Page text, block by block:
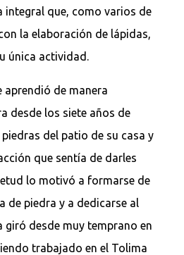
integral que, como varios de
la elaboración de lápidas,
única actividad.
aprendió de manera
desde los siete años de
del patio de su casa y
que sentía de darles
lo motivó a formarse de
de piedra y a dedicarse al
giró desde muy temprano en
trabajado en el Tolima